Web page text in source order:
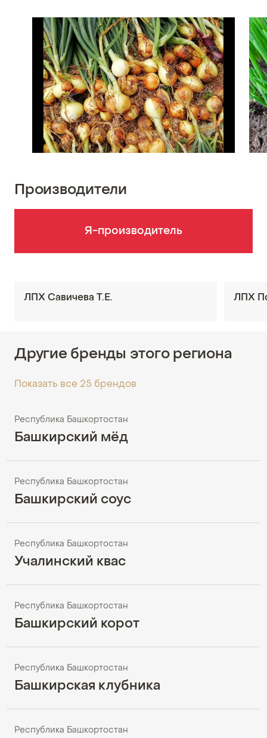
Производители
Я-производитель
ЛПХ Савичева Т.Е. ЛПХ
Другие бренды этого региона
Показать все 25 брендов
Республика Башкортостан
Башкирский мёд
Республика Башкортостан
Башкирский соус
Республика Башкортостан
Учалинский квас
Республика Башкортостан
Башкирский корот
Республика Башкортостан
Башкирская клубника
Республика Башкортостан